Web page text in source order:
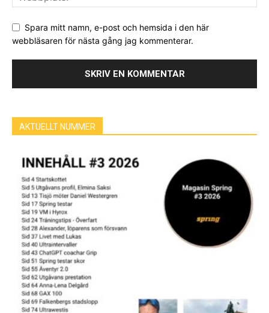
Spara mitt namn, e-post och hemsida i den här
webbläsaren för nästa gång jag kommenterar.
AKTUELLT NUMMER